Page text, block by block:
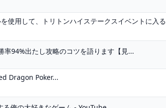
使用して、トリトンハイステークスイベントに入る
率94%出たし攻略のコツを語ります【見...
Dragon Poker...